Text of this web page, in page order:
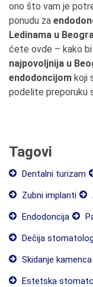
ono što vam je
ponudu za
Ledinama u
ćete ovde – kako bi
najpovoljnija u
endodoncijom koji
podelite preporuku
Tagovi
Dentalni turizam
Zubni implanti
Endodoncija
Dečija
Skidanje
Estetska